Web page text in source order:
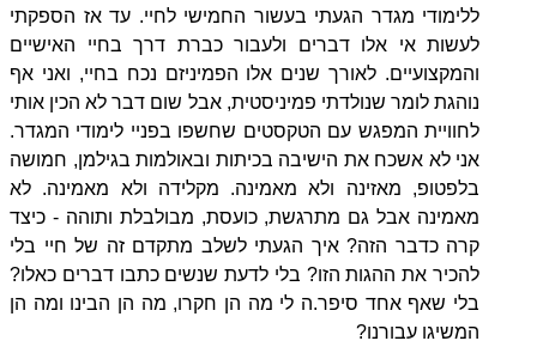
ללימודי מגדר הגעתי בעשור החמישי לחיי. עד אז הספקתי
לעשות אי אלו דברים ולעבור כברת דרך בחיי האישיים
והמקצועיים. לאורך שנים אלו הפמיניזם נכח בחיי, ואני אף
נוהגת לומר שנולדתי פמיניסטית, אבל שום דבר לא הכין אותי
לחוויית המפגש עם הטקסטים שחשפו בפניי לימודי המגדר.
אני לא אשכח את הישיבה בכיתות ובאולמות בגילמן, חמושה
בלפטופ, מאזינה ולא מאמינה. מקלידה ולא מאמינה. לא
מאמינה אבל גם מתרגשת, כועסת, מבולבלת ותוהה - כיצד
קרה כדבר הזה? איך הגעתי לשלב מתקדם זה של חיי בלי
להכיר את ההגות הזו? בלי לדעת שנשים כתבו דברים כאלו?
בלי שאף אחד סיפר.ה לי מה הן חקרו, מה הן הבינו ומה הן
המשיגו עבורנו?